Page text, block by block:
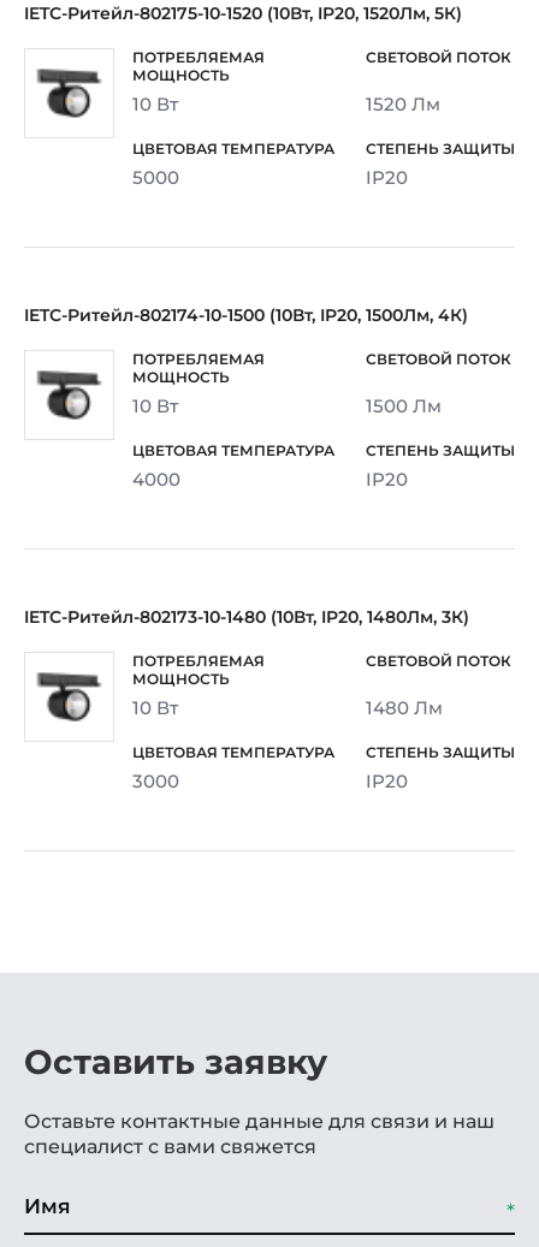
IETC-Ритейл-802175-10-1520 (10Вт, IP20, 1520Лм, 5К)
10 Вт 1520 Лм
5000 IP20
IETC-Ритейл-802174-10-1500 (10Вт, IP20, 1500Лм, 4К)
10 Вт 1500 Лм
4000 IP20
IETC-Ритейл-802173-10-1480 (10Вт, IP20, 1480Лм, 3К)
10 Вт 1480 Лм
3000 IP20
Оставить заявку
Оставьте контактные данные для связи и наш
специалист с вами свяжется